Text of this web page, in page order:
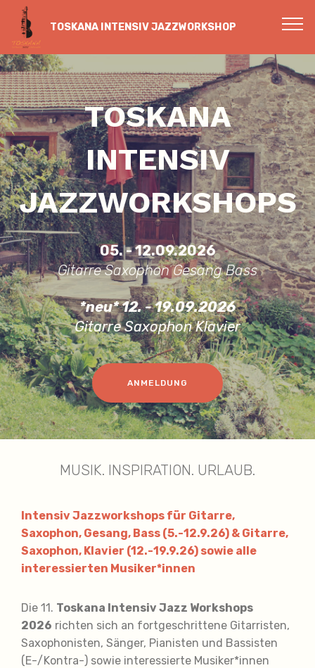
TOSKANA INTENSIV JAZZWORKSHOP
TOSKANA
INTENSIV
JAZZWORKSHOPS
05. - 12.09.2026
Gitarre Saxophon Gesang Bass
*neu* 12. - 19.09.2026
Gitarre Saxophon Klavier
ANMELDUNG
MUSIK. INSPIRATION. URLAUB.
Intensiv Jazzworkshops für Gitarre,
Saxophon, Gesang, Bass (5.-12.9.26) & Gitarre,
Saxophon, Klavier (12.-19.9.26) sowie alle
interessierten Musiker*innen
Die 11. Toskana Intensiv Jazz Workshops
2026 richten sich an fortgeschrittene Gitarristen,
Saxophonisten, Sänger, Pianisten und Bassisten
(E-/Kontra-) sowie interessierte Musiker*innen